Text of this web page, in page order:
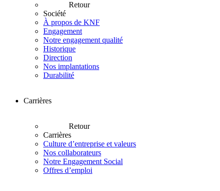
Retour
Société
À propos de KNF
Engagement
Notre engagement qualité
Historique
Direction
Nos implantations
Durabilité
Carrières
Retour
Carrières
Culture d’entreprise et valeurs
Nos collaborateurs
Notre Engagement Social
Offres d’emploi